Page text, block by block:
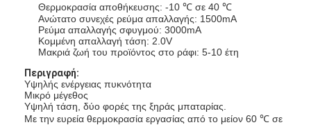
Θερμοκρασία αποθήκευσης: -10 ℃ σε 40 ℃
Ανώτατο συνεχές ρεύμα απαλλαγής: 1500mA
Ρεύμα απαλλαγής σφυγμού: 3000mA
Κομμένη απαλλαγή τάση: 2.0V
Μακριά ζωή του προϊόντος στο ράφι: 5-10 έτη
Περιγραφή:
Υψηλής ενέργειας πυκνότητα
Μικρό μέγεθος
Υψηλή τάση, δύο φορές της ξηράς μπαταρίας.
Με την ευρεία θερμοκρασία εργασίας από το μείον 60 ℃ σε